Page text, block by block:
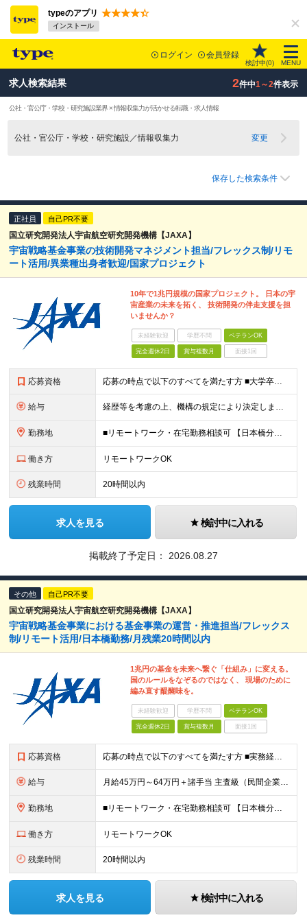
typeのアプリ
インストール
ログイン 会員登録
検討中(0) MENU
求人検索結果 2件中1～2件表示
公社・官公庁・学校・研究施設業界 × 情報収集力が活かせる転職・求人情報
公社・官公庁・学校・研究施設／情報収集力 変更
保存した検索条件
正社員 自己PR不要
国立研究開発法人宇宙航空研究開発機構【JAXA】
宇宙戦略基金事業の技術開発マネジメント担当/フレックス制/リモ
ート活用/異業種出身者歓迎/国家プロジェクト
10年で1兆円規模の国家プロジェクト。 日本の宇
宙産業の未来を拓く、 技術開発の伴走支援を担
いませんか？
未経験歓迎 学歴不問 ベテランOK
完全週休2日 賞与複数月 面接1回
応募資格 応募の時点で以下のすべてを満たす方 ■大学卒業以上の理工学分野の学歴又は同等の専門知識・技能を有すること。 ■企業、大学、公的機関等において、研究開発業務又は研究開発・プロジェクト等に係る企画立案・マ
給与 経歴等を考慮の上、機構の規定により決定します。 ＜大学卒業後、正規社員として民間企業に3年勤務した場合＞ ・月給30万円以上 ・年収470万円以上 年収概算を試算する場合は以下をご確認ください。 h
勤務地 ■リモートワーク・在宅勤務相談可 【日本橋分室】 東京都中央区日本橋室町2-1-1 日本橋三井タワー7階 ※（変更の範囲）人事異動、組織改編等により業務の実施場所が変わる場合に機構が定める場所、機
働き方 リモートワークOK
残業時間 20時間以内
求人を見る 検討中に入れる
掲載終了予定日： 2026.08.27
その他 自己PR不要
国立研究開発法人宇宙航空研究開発機構【JAXA】
宇宙戦略基金事業における基金事業の運営・推進担当/フレックス
制/リモート活用/日本橋勤務/月残業20時間以内
1兆円の基金を未来へ繋ぐ「仕組み」に変える。
国のルールをなぞるのではなく、 現場のために
編み直す醍醐味を。
未経験歓迎 学歴不問 ベテランOK
完全週休2日 賞与複数月 面接1回
応募資格 応募の時点で以下のすべてを満たす方 ■実務経験：公的な競争的研究費制度に係るファンディング側の立場での実務経験を3年以上有すること。 ■大学卒業以上の学歴又は同等の専門知識・技能を有すること。 ■Wi
給与 月給45万円～64万円＋諸手当 主査級（民間企業等に9年勤務した場合）：月給45～50万円 主任級（民間企業等に14年勤務した場合）：月給54～64万円 上記に加え、住居手当、通勤手当、家族手当等を
勤務地 ■リモートワーク・在宅勤務相談可 【日本橋分室】 東京都中央区日本橋室町2-1-1 日本橋三井タワー7階 ※（変更の範囲）人事異動、組織改編等により業務の実施場所が変わる場合に機構が定める場所、機
働き方 リモートワークOK
残業時間 20時間以内
求人を見る 検討中に入れる